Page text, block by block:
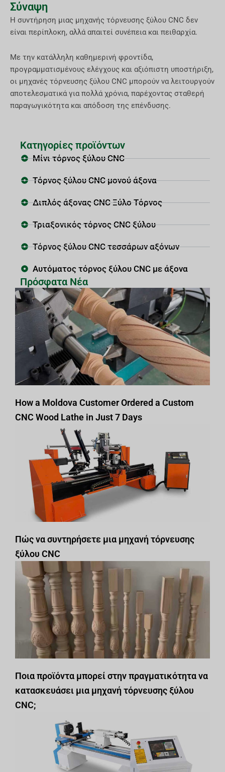
Σύναψη
Η συντήρηση μιας μηχανής τόρνευσης ξύλου CNC δεν
είναι περίπλοκη, αλλά απαιτεί συνέπεια και πειθαρχία.
Με την κατάλληλη καθημερινή φροντίδα,
προγραμματισμένους ελέγχους και αξιόπιστη υποστήριξη,
οι μηχανές τόρνευσης ξύλου CNC μπορούν να λειτουργούν
αποτελεσματικά για πολλά χρόνια, παρέχοντας σταθερή
παραγωγικότητα και απόδοση της επένδυσης.
Κατηγορίες προϊόντων
Μίνι τόρνος ξύλου CNC
Τόρνος ξύλου CNC μονού άξονα
Διπλός άξονας CNC Ξύλο Τόρνος
Τριαξονικός τόρνος CNC ξύλου
Τόρνος ξύλου CNC τεσσάρων αξόνων
Αυτόματος τόρνος ξύλου CNC με άξονα
Πρόσφατα Νέα
How a Moldova Customer Ordered a Custom
CNC Wood Lathe in Just 7 Days
Πώς να συντηρήσετε μια μηχανή τόρνευσης
ξύλου CNC
Ποια προϊόντα μπορεί στην πραγματικότητα να
κατασκευάσει μια μηχανή τόρνευσης ξύλου
CNC;